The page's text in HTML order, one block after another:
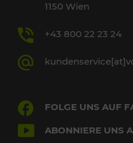
1150 Wien
+43 800 22 23 24
FOLGE UNS AUF
ABONNIERE UNS